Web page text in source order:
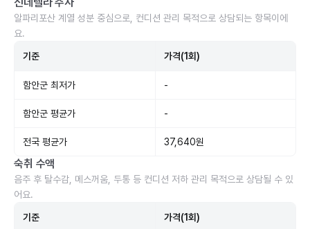
알파리포산 계열 성분 중심으로, 컨디션 관리 목적으로 상담되는 항목이에
요.
기준 가격(1회)
함안군 최저가 -
함안군 평균가 -
전국 평균가 37,640원
숙취 수액
음주 후 탈수감, 메스꺼움, 두통 등 컨디션 저하 관리 목적으로 상담될 수 있
어요.
기준 가격(1회)